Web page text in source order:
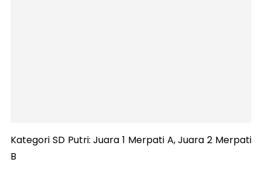
Kategori SD Putri: Juara 1 Merpati A, Juara 2 Merpati
B